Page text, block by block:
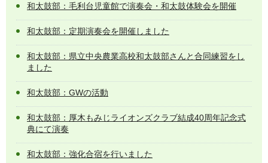
和太鼓部：毛利台児童館で演奏会・和太鼓体験会を開催
和太鼓部：定期演奏会を開催しました
和太鼓部：県立中央農業高校和太鼓部さんと合同練習をし
ました
和太鼓部：GWの活動
和太鼓部：厚木もみじライオンズクラブ結成40周年記念式
典にて演奏
和太鼓部：強化合宿を行いました